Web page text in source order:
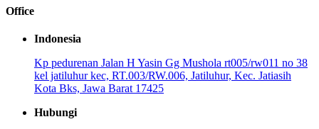
Office
Indonesia
Kp pedurenan Jalan H Yasin Gg Mushola rt005/rw011 no 38
kel jatiluhur kec, RT.003/RW.006, Jatiluhur, Kec. Jatiasih
Kota Bks, Jawa Barat 17425
Hubungi